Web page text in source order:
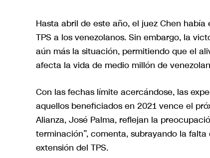
Hasta abril de este año, el juez Chen
TPS a los venezolanos. Sin embargo, la
aún más la situación, permitiendo que el
afecta la vida de medio millón de
Con las fechas límite acercándose, las
aquellos beneficiados en 2021 vence el
Alianza, José Palma, reflejan la
terminación”, comenta, subrayando la
extensión del TPS.